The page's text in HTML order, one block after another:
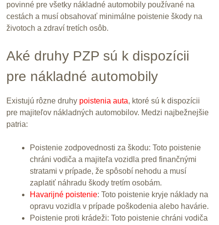
povinné pre všetky nákladné automobily používané na
cestách a musí obsahovať minimálne poistenie škody na
životoch a zdraví tretích osôb.
Aké druhy PZP sú k dispozícii
pre nákladné automobily
Existujú rôzne druhy poistenia auta, ktoré sú k dispozícii
pre majiteľov nákladných automobilov. Medzi najbežnejšie
patria:
Poistenie zodpovednosti za škodu: Toto poistenie
chráni vodiča a majiteľa vozidla pred finančnými
stratami v prípade, že spôsobí nehodu a musí
zaplatiť náhradu škody tretím osobám.
Havarijné poistenie: Toto poistenie kryje náklady na
opravu vozidla v prípade poškodenia alebo havárie.
Poistenie proti krádeži: Toto poistenie chráni vodiča